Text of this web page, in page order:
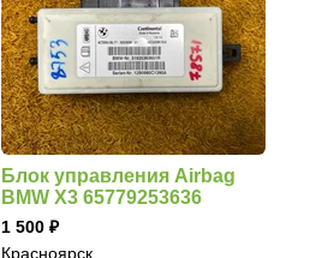
Блок управления Airbag
BMW X3 65779253636
1 500
Красноярск